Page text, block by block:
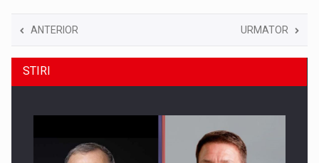
ANTERIOR URMATOR
STIRI